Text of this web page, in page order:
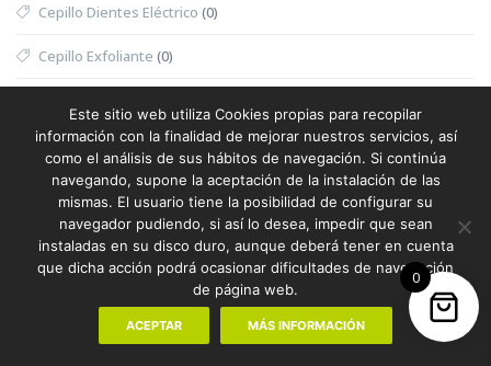
Cepillo Dientes Eléctrico (0)
Cepillo Exfoliante (0)
Cepillo Limpiador(0)
Cepillo Mascotas(0)
Cesta (0)
Cesta Halloween (0)
Cesta Nevera Picnic (0)
0
Este sitio web utiliza Cookies propias para recopilar
información con la finalidad de mejorar nuestros servicios, así
como el análisis de sus hábitos de navegación. Si continúa
navegando, supone la aceptación de la instalación de las
mismas. El usuario tiene la posibilidad de configurar su
navegador pudiendo, si así lo desea, impedir que sean
instaladas en su disco duro, aunque deberá tener en cuenta
que dicha acción podrá ocasionar dificultades de navegación
de página web.
ACEPTAR MÁS INFORMACIÓN